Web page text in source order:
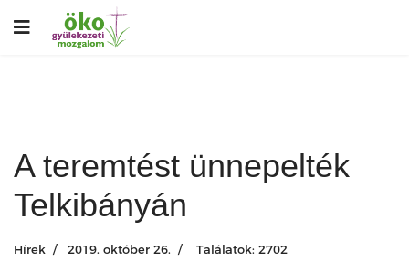
A teremtést ünnepelték
Telkibányán
Hírek 2019. október 26. Találatok: 2702